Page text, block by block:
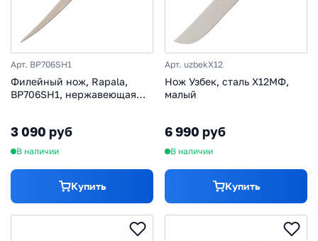
Арт. BP706SH1
Филейный нож, Rapala,
BP706SH1, нержавеющая
3 090 руб
В наличии
Купить
Арт. uzbekX12
Нож Узбек, сталь Х12МФ,
малый
6 990 руб
В наличии
Купить